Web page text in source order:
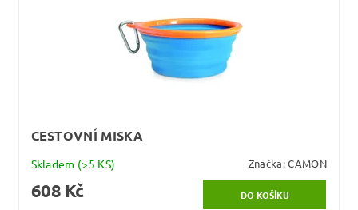
CESTOVNÍ MISKA
Skladem (>5 KS) Značka:CAMON
608 Kč